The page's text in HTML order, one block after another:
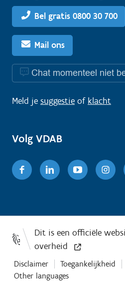
Bel gratis 0800 30 700
Mail ons
Chat momenteel niet
Meld je suggestie of klacht
Volg VDAB
FacebookLinkedin
Disclaimer Toegankelijkheid
Other languages